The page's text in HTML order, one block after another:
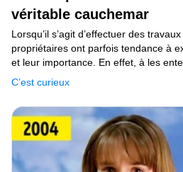
véritable cauchemar
C’est curieux
Lorsqu’il s’agit d’effectuer des
propriétaires ont parfois tendance à
et leur importance. En effet, à les
penser qu’une catastrophe naturelle
Cependant, certaines fois ils n’ont
s’enchaînent à un rythme tellement
croire happés par l’intrigue d’un
machination bien rodée que même
Hitchcock aurait pu leur envier.